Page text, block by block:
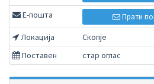
Е-пошта Прати
Локација
Скопје
Поставен
стар оглас